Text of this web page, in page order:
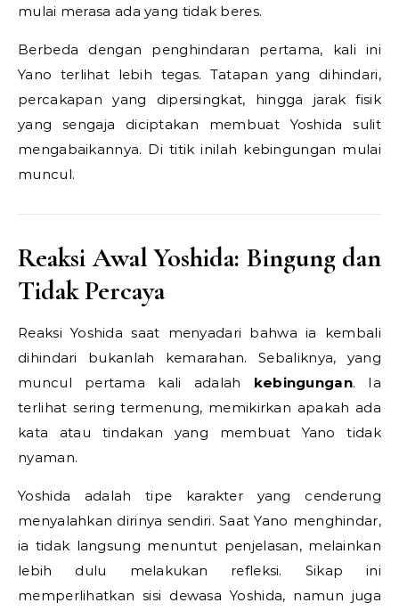
mulai merasa ada yang tidak beres.
Berbeda dengan penghindaran pertama, kali ini
Yano terlihat lebih tegas. Tatapan yang dihindari,
percakapan yang dipersingkat, hingga jarak fisik
yang sengaja diciptakan membuat Yoshida sulit
mengabaikannya. Di titik inilah kebingungan mulai
muncul.
Reaksi Awal Yoshida: Bingung dan
Tidak Percaya
Reaksi Yoshida saat menyadari bahwa ia kembali
dihindari bukanlah kemarahan. Sebaliknya, yang
muncul pertama kali adalah kebingungan. Ia
terlihat sering termenung, memikirkan apakah ada
kata atau tindakan yang membuat Yano tidak
nyaman.
Yoshida adalah tipe karakter yang cenderung
menyalahkan dirinya sendiri. Saat Yano menghindar,
ia tidak langsung menuntut penjelasan, melainkan
lebih dulu melakukan refleksi. Sikap ini
memperlihatkan sisi dewasa Yoshida, namun juga